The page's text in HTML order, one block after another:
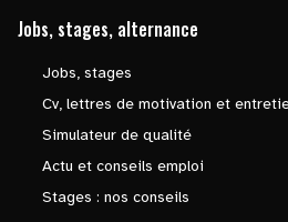
Jobs, stages, alternance
Jobs, stages
Cv, lettres de motivation et
Simulateur de qualité
Actu et conseils emploi
Stages : nos conseils